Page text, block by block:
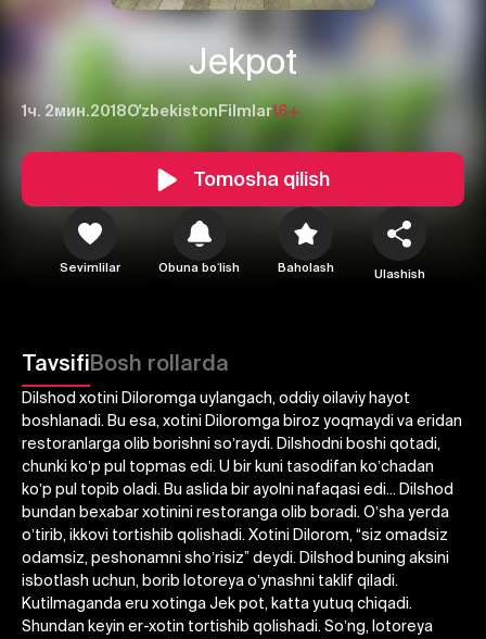
Jekpot
1ч. 2мин.2018O'zbekiston Filmlar16+
Tomosha qilish
Sevimlilar Obuna boʻlish Baholash Ulashish
TavsifiBosh rollarda
Dilshod xotini Diloromga uylangach, oddiy oilaviy hayot
boshlanadi. Bu esa, xotini Diloromga biroz yoqmaydi va eridan
restoranlarga olib borishni soʼraydi. Dilshodni boshi qotadi,
chunki koʼp pul topmas edi. U bir kuni tasodifan koʼchadan
koʼp pul topib oladi. Bu aslida bir ayolni nafaqasi edi... Dilshod
bundan bexabar xotinini restoranga olib boradi. Oʼsha yerda
oʼtirib, ikkovi tortishib qolishadi. Xotini Dilorom, “siz omadsiz
odamsiz, peshonamni shoʼrisiz” deydi. Dilshod buning aksini
isbotlash uchun, borib lotoreya oʼynashni taklif qiladi.
Kutilmaganda eru xotinga Jek pot, katta yutuq chiqadi.
Shundan keyin er-xotin tortishib qolishadi. Soʼng, lotoreya
Yuborish
Bekor qilish Tizimga kirish